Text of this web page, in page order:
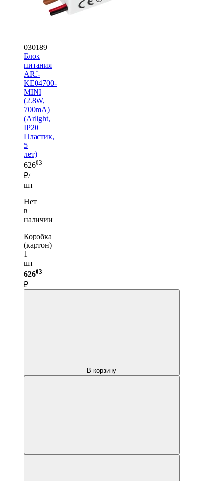
030189
Блок
питания
ARJ-
KE04700-
MINI
(2.8W,
700mA)
(Arlight,
IP20
Пластик,
5
лет)
62603
₽/
шт
Нет
в
наличии
Коробка
(картон)
1
шт —
62603
₽
В корзину